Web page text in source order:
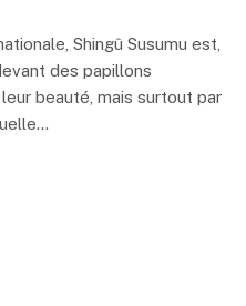
Shingû Susumu est,
des papillons
beauté, mais surtout par